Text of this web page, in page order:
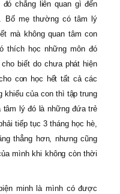
chẳng liên quan gì đến
Bố mẹ thường có tâm lý
mà không quan tâm con
thích học những môn đó
biết do chưa phát hiện
con học hết tất cả các
khiếu của con thì tập trung
tâm lý đó là những đứa trẻ
tiếp tục 3 tháng học hè,
thẳng hơn, nhưng cũng
mình khi không còn thời
minh là mình có được